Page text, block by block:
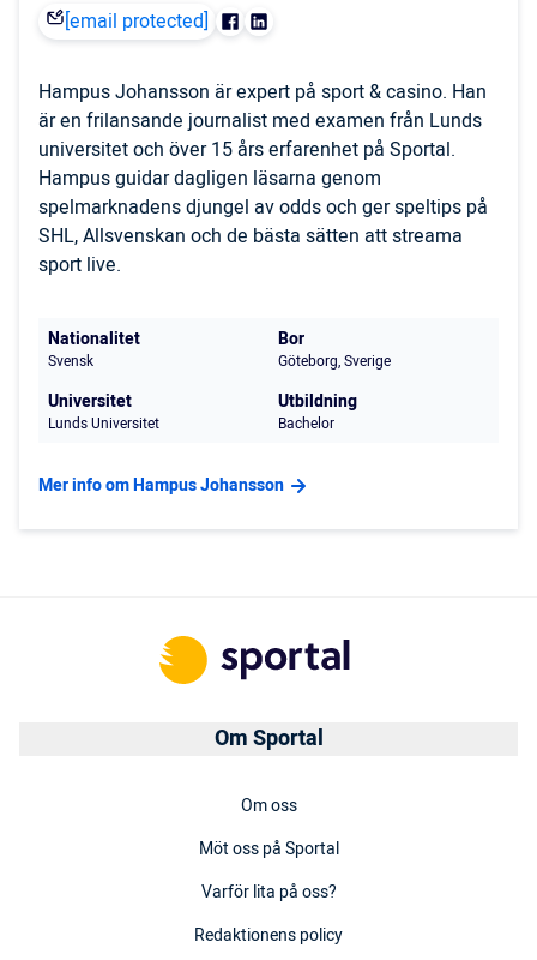
[email protected]
Hampus Johansson är expert på sport & casino. Han
är en frilansande journalist med examen från Lunds
universitet och över 15 års erfarenhet på Sportal.
Hampus guidar dagligen läsarna genom
spelmarknadens djungel av odds och ger speltips på
SHL, Allsvenskan och de bästa sätten att streama
sport live.
Nationalitet
Svensk
Bor
Göteborg, Sverige
Universitet
Lunds Universitet
Utbildning
Bachelor
Mer info om Hampus Johansson
Om Sportal
Om oss
Möt oss på Sportal
Varför lita på oss?
Redaktionens policy